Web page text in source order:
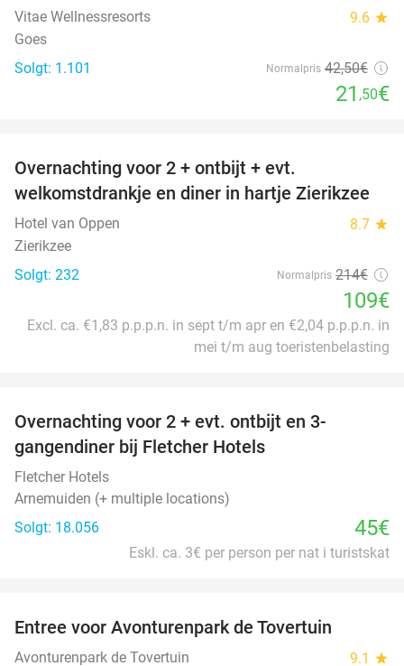
Vitae Wellnessresorts 9.6 star
Goes
Solgt: 1.101
Normalpris 42,50€
21 ,50€
Overnachting voor 2 + ontbijt + evt.
welkomstdrankje en diner in hartje Zierikzee
Hotel van Oppen 8.7 star
Zierikzee
Solgt: 232
Normalpris 214€
109€
Excl. ca. €1,83 p.p.p.n. in sept t/m apr en €2,04 p.p.p.n. in
mei t/m aug toeristenbelasting
Overnachting voor 2 + evt. ontbijt en 3-
gangendiner bij Fletcher Hotels
Fletcher Hotels
Arnemuiden (+ multiple locations)
Solgt: 18.056
45€
Eskl. ca. 3€ per person per nat i turistskat
Entree voor Avonturenpark de Tovertuin
Avonturenpark de Tovertuin 9.1 star